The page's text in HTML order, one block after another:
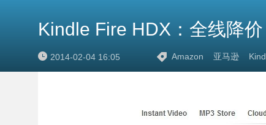
Kindle Fire HDX：全线降
2014-02-04 16:05 Amazon 亚马逊